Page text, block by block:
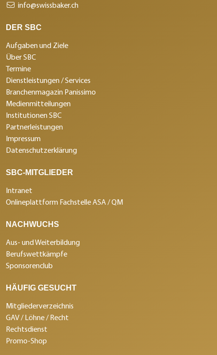
info@swissbaker.ch
DER SBC
Aufgaben und Ziele
Über SBC
Termine
Dienstleistungen / Services
Branchenmagazin Panissimo
Medienmitteilungen
Institutionen SBC
Partnerleistungen
Impressum
Datenschutzerklärung
SBC-MITGLIEDER
Intranet
Onlineplattform Fachstelle ASA / QM
NACHWUCHS
Aus- und Weiterbildung
Berufswettkämpfe
Sponsorenclub
HÄUFIG GESUCHT
Mitgliederverzeichnis
GAV / Löhne / Recht
Rechtsdienst
Promo-Shop